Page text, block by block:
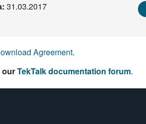
31.03.2017
Agreement.
ourTekTalk documentation forum.